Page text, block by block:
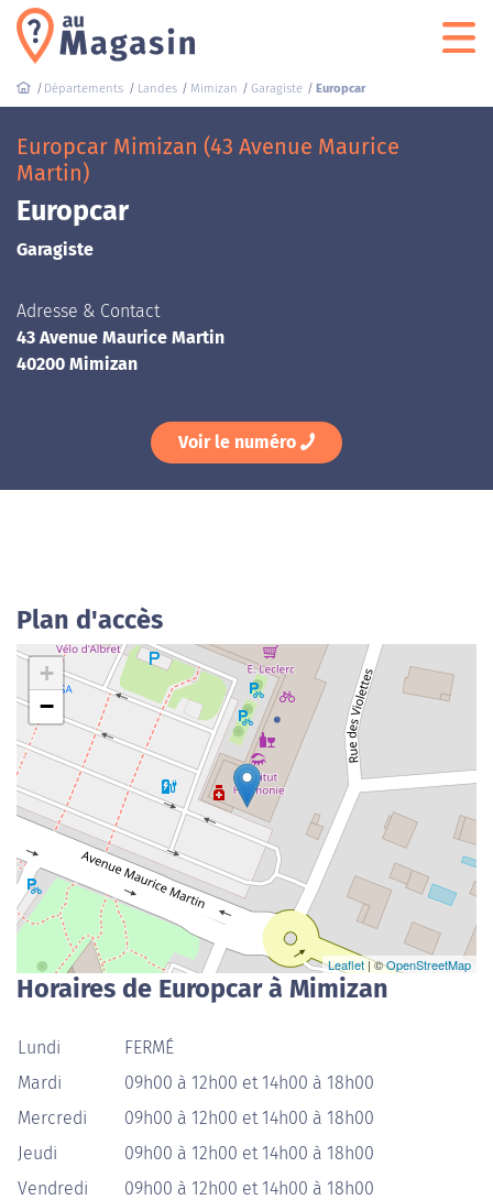
Départements Landes Mimizan Garagiste Europcar
Europcar Mimizan (43 Avenue Maurice
Martin)
Europcar
Garagiste
Adresse & Contact
43 Avenue Maurice Martin
40200 Mimizan
Voir le numéro
Plan d'accès
+
−
Leaflet| ©OpenStreetMap
Horaires de Europcar à Mimizan
Lundi
FERMÉ
Mardi
09h00 à 12h00 et 14h00 à 18h00
Mercredi
09h00 à 12h00 et 14h00 à 18h00
Jeudi
09h00 à 12h00 et 14h00 à 18h00
Vendredi
09h00 à 12h00 et 14h00 à 18h00